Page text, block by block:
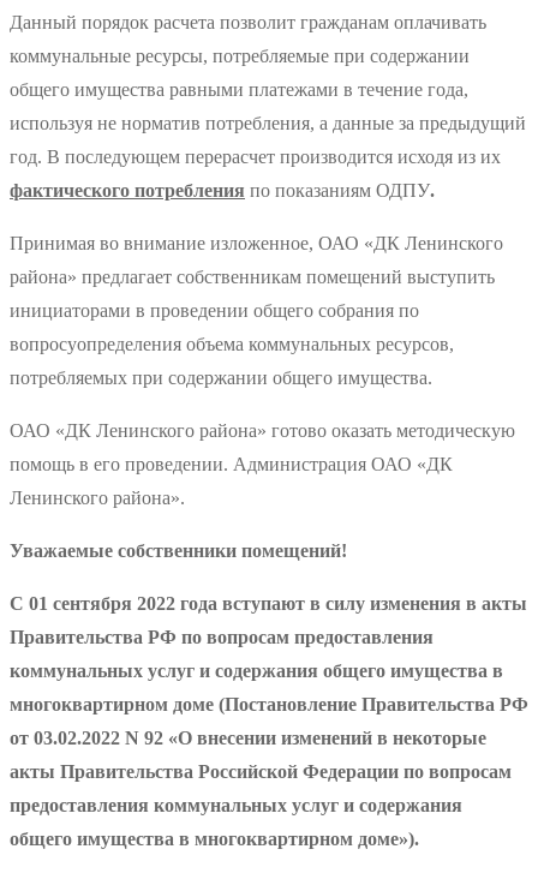
Данный порядок расчета позволит гражданам оплачивать
коммунальные ресурсы, потребляемые при содержании
общего имущества равными платежами в течение года,
используя не норматив потребления, а данные за предыдущий
год. В последующем перерасчет производится исходя из их
фактического потребления по показаниям ОДПУ.
Принимая во внимание изложенное, ОАО «ДК Ленинского
района» предлагает собственникам помещений выступить
инициаторами в проведении общего собрания по
вопросуопределения объема коммунальных ресурсов,
потребляемых при содержании общего имущества.
ОАО «ДК Ленинского района» готово оказать методическую
помощь в его проведении. Администрация ОАО «ДК
Ленинского района».
Уважаемые собственники помещений!
С 01 сентября 2022 года вступают в силу изменения в акты
Правительства РФ по вопросам предоставления
коммунальных услуг и содержания общего имущества в
многоквартирном доме (Постановление Правительства РФ
от 03.02.2022 N 92 «О внесении изменений в некоторые
акты Правительства Российской Федерации по вопросам
предоставления коммунальных услуг и содержания
общего имущества в многоквартирном доме»).